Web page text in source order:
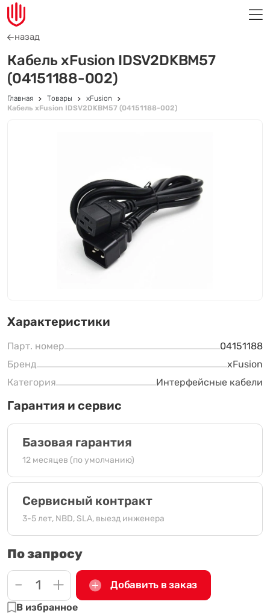
назад
Кабель xFusion IDSV2DKBM57
(04151188-002)
Главная Товары
xFusion
Кабель xFusion IDSV2DKBM57 (04151188-002)
Характеристики
Парт. номер
04151188
Бренд
xFusion
Категория
Интерфейсные кабели
Гарантия и сервис
Базовая гарантия
12 месяцев (по умолчанию)
Сервисный контракт
3-5 лет, NBD, SLA, выезд инженера
По запросу
- + Добавить в заказ
В избранное